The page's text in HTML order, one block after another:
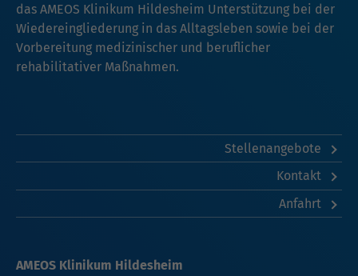
das AMEOS Klinikum Hildesheim Unterstützung bei der
Wiedereingliederung in das Alltagsleben sowie bei der
Vorbereitung medizinischer und beruflicher
rehabilitativer Maßnahmen.
Stellenangebote
Kontakt
Anfahrt
AMEOS Klinikum Hildesheim